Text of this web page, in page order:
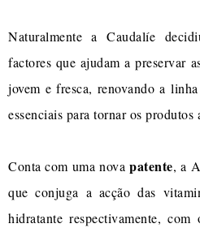
Naturalmente a Caudalíe
factores que ajudam a preservar
jovem e fresca, renovando a
essenciais para tornar os produtos
Conta com uma novapatente, a
que conjuga a acção das
hidratante respectivamente,